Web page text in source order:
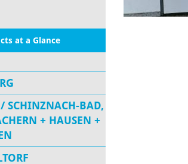
at a Glance
SCHINZNACH-BAD,
+ HAUSEN +